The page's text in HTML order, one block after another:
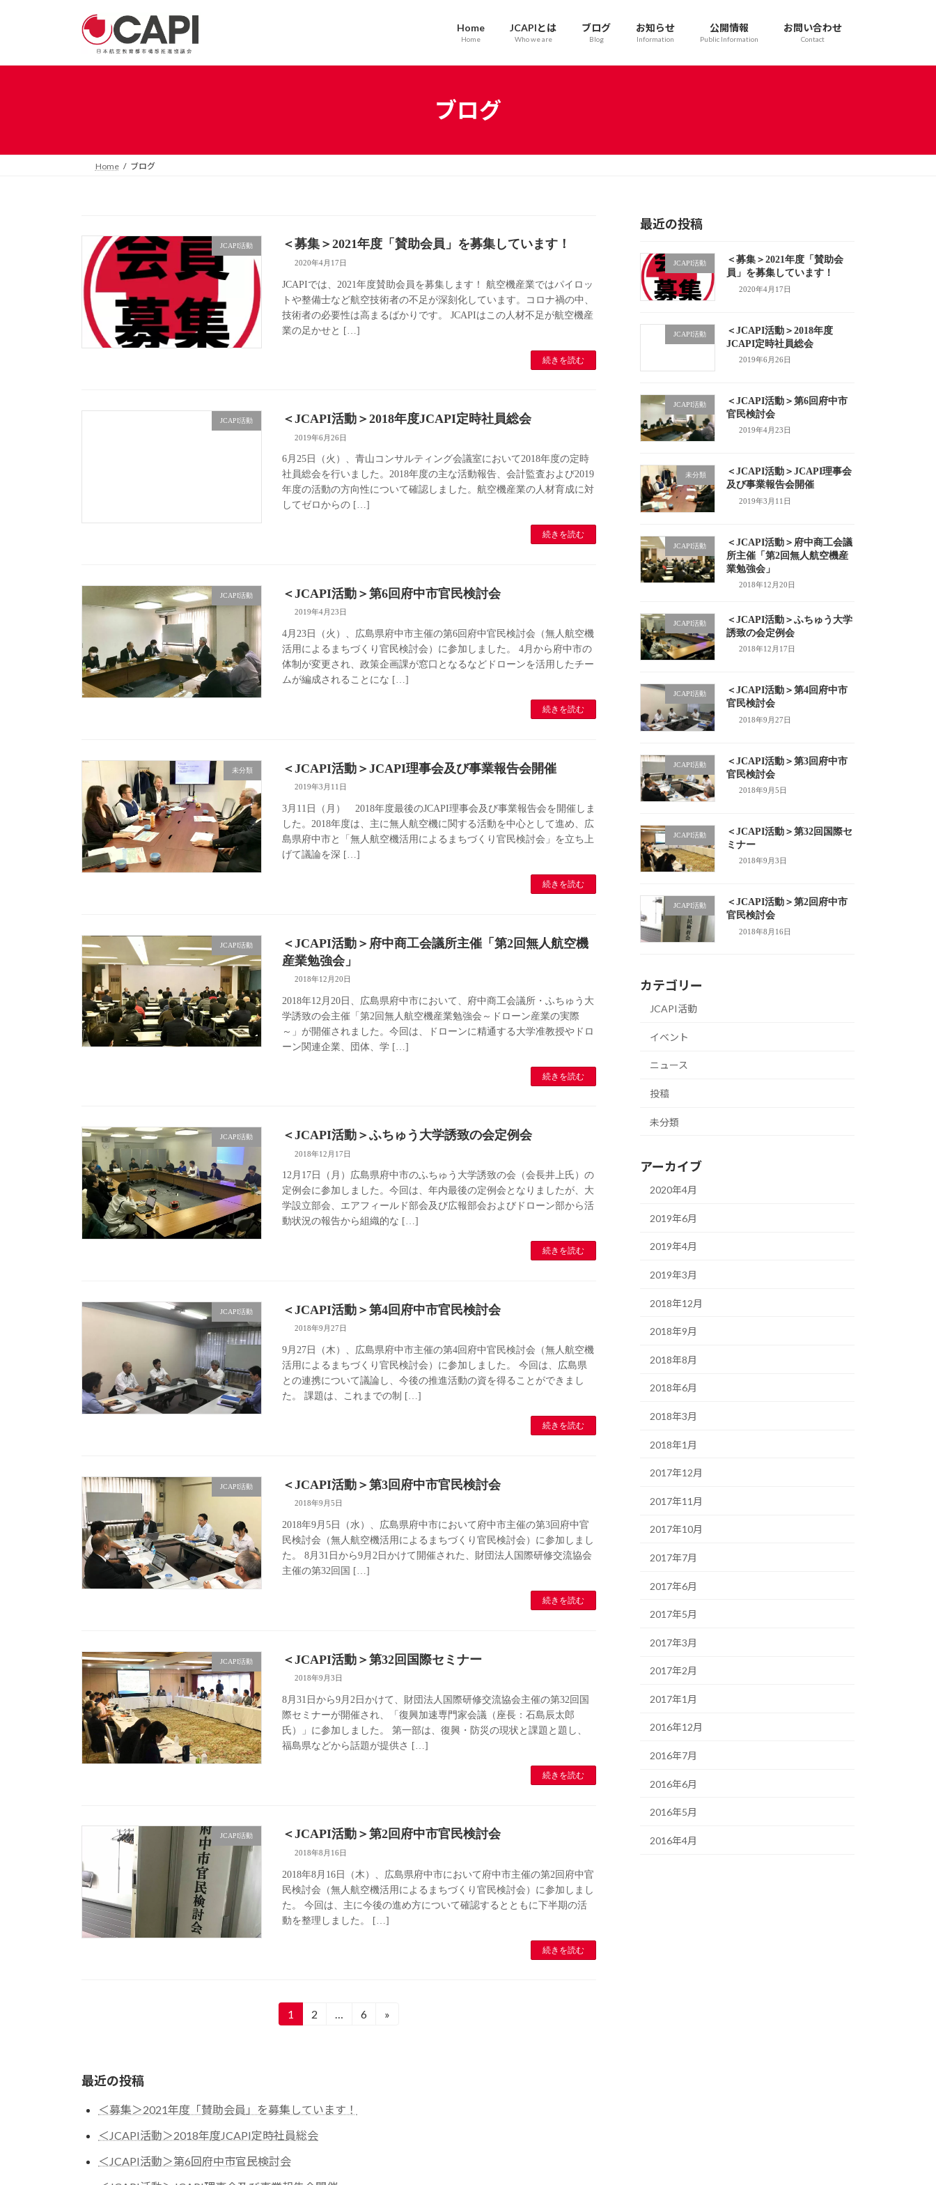
プ
動
Home
Home
JCAPIとは
Who we are
ブログ
Blog
お知らせ
Information
公開情報
Public Information
お問い合わせ
Contact
ブログ
Home ブログ
JCAPI活動 ＜募集＞2021年度「賛助会員」を募集しています！
2020年4月17日
JCAPIでは、2021年度賛助会員を募集します！ 航空機産業ではパイロッ
トや整備士など航空技術者の不足が深刻化しています。コロナ禍の中、
技術者の必要性は高まるばかりです。 JCAPIはこの人材不足が航空機産
業の足かせと […]
続きを読む
JCAPI活動 ＜JCAPI活動＞2018年度JCAPI定時社員総会
2019年6月26日
6月25日（火）、青山コンサルティング会議室において2018年度の定時
社員総会を行いました。2018年度の主な活動報告、会計監査および2019
年度の活動の方向性について確認しました。航空機産業の人材育成に対
してゼロからの […]
続きを読む
JCAPI活動 ＜JCAPI活動＞第6回府中市官民検討会
2019年4月23日
4月23日（火）、広島県府中市主催の第6回府中官民検討会（無人航空機
活用によるまちづくり官民検討会）に参加しました。 4月から府中市の
体制が変更され、政策企画課が窓口となるなどドローンを活用したチー
ムが編成されることにな […]
続きを読む
未分類 ＜JCAPI活動＞JCAPI理事会及び事業報告会開催
2019年3月11日
3月11日（月） 2018年度最後のJCAPI理事会及び事業報告会を開催しま
した。2018年度は、主に無人航空機に関する活動を中心として進め、広
島県府中市と「無人航空機活用によるまちづくり官民検討会」を立ち上
げて議論を深 […]
続きを読む
JCAPI活動
＜JCAPI活動＞府中商工会議所主催「第2回無人航空機
産業勉強会」
2018年12月20日
2018年12月20日、広島県府中市において、府中商工会議所・ふちゅう大
学誘致の会主催「第2回無人航空機産業勉強会～ドローン産業の実際
～」が開催されました。今回は、ドローンに精通する大学准教授やドロ
ーン関連企業、団体、学 […]
続きを読む
JCAPI活動 ＜JCAPI活動＞ふちゅう大学誘致の会定例会
2018年12月17日
12月17日（月）広島県府中市のふちゅう大学誘致の会（会長井上氏）の
定例会に参加しました。今回は、年内最後の定例会となりましたが、大
学設立部会、エアフィールド部会及び広報部会およびドローン部から活
動状況の報告から組織的な […]
続きを読む
JCAPI活動 ＜JCAPI活動＞第4回府中市官民検討会
2018年9月27日
9月27日（木）、広島県府中市主催の第4回府中官民検討会（無人航空機
活用によるまちづくり官民検討会）に参加しました。 今回は、広島県
との連携について議論し、今後の推進活動の資を得ることができまし
た。 課題は、これまでの制 […]
続きを読む
JCAPI活動 ＜JCAPI活動＞第3回府中市官民検討会
2018年9月5日
2018年9月5日（水）、広島県府中市において府中市主催の第3回府中官
民検討会（無人航空機活用によるまちづくり官民検討会）に参加しまし
た。 8月31日から9月2日かけて開催された、財団法人国際研修交流協会
主催の第32回国 […]
続きを読む
JCAPI活動 ＜JCAPI活動＞第32回国際セミナー
2018年9月3日
8月31日から9月2日かけて、財団法人国際研修交流協会主催の第32回国
際セミナーが開催され、「復興加速専門家会議（座長：石島辰太郎
氏）」に参加しました。 第一部は、復興・防災の現状と課題と題し、
福島県などから話題が提供さ […]
続きを読む
JCAPI活動 ＜JCAPI活動＞第2回府中市官民検討会
2018年8月16日
2018年8月16日（木）、広島県府中市において府中市主催の第2回府中官
民検討会（無人航空機活用によるまちづくり官民検討会）に参加しまし
た。 今回は、主に今後の進め方について確認するとともに下半期の活
動を整理しました。 […]
続きを読む
の
固
1
固
2 …
固
6 »
最近の投稿
JCAPI活動
＜募集＞2021年度「賛助会
員」を募集しています！
2020年4月17日
JCAPI活動
＜JCAPI活動＞2018年度
JCAPI定時社員総会
2019年6月26日
JCAPI活動
＜JCAPI活動＞第6回府中市
官民検討会
2019年4月23日
未分類
＜JCAPI活動＞JCAPI理事会
及び事業報告会開催
2019年3月11日
JCAPI活動
＜JCAPI活動＞府中商工会議
所主催「第2回無人航空機産
業勉強会」
2018年12月20日
JCAPI活動
＜JCAPI活動＞ふちゅう大学
誘致の会定例会
2018年12月17日
JCAPI活動
＜JCAPI活動＞第4回府中市
官民検討会
2018年9月27日
JCAPI活動
＜JCAPI活動＞第3回府中市
官民検討会
2018年9月5日
JCAPI活動
＜JCAPI活動＞第32回国際セ
ミナー
2018年9月3日
JCAPI活動
＜JCAPI活動＞第2回府中市
官民検討会
2018年8月16日
カテゴリー
JCAPI活動
イベント
ニュース
投稿
未分類
アーカイブ
2020年4月
2019年6月
2019年4月
2019年3月
2018年12月
2018年9月
2018年8月
2018年6月
2018年3月
2018年1月
2017年12月
2017年11月
2017年10月
2017年7月
2017年6月
2017年5月
2017年3月
2017年2月
2017年1月
2016年12月
2016年7月
2016年6月
2016年5月
2016年4月
最近の投稿
＜募集＞2021年度「賛助会員」を募集しています！
＜JCAPI活動＞2018年度JCAPI定時社員総会
＜JCAPI活動＞第6回府中市官民検討会